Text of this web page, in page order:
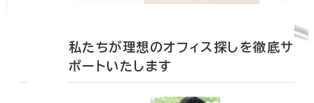
私たちが理想のオフィス探しを徹底サ
ポートいたします